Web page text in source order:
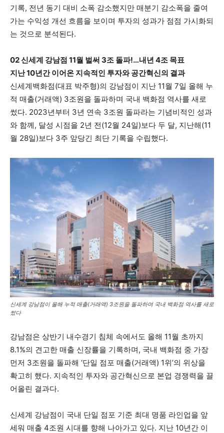
기록, 전년 동기 대비 소폭 감소했지만 매분기 감소폭을 줄여
가는 수익성 개선 흐름을 보이며 투자의 성과가 점점 가시화되
는 것으로 분석된다.
02 신세계 강남점 11월 벌써 3조 돌파!…내년 4조 목표
지난 10년간 이어온 지속적인 투자와 공간혁신의 결과
신세계백화점(대표 박주형)의 강남점이 지난 11월 7일 올해 누
적 매출(거래액) 3조원을 돌파하며 국내 백화점 역사를 새로
썼다. 2023년부터 3년 연속 3조원 돌파라는 기념비적인 성과
와 함께, 달성 시점을 2년 전(12월 24일)보다 두 달, 지난해(11
월 28일)보다 3주 앞당긴 최단 기록을 수립했다.
신세계 강남점이 올해 누적 매출(거래액) 3조원을 돌파하며 국내 백화점 역사를 새로
썼다
강남점은 상반기 내수경기 침체 속에서도 올해 11월 초까지
8.1%의 견고한 매출 신장률을 기록하며, 국내 백화점 중 가장
먼저 3조원을 돌파해 ‘단일 점포 매출(거래액) 1위’의 위상을
확고히 했다. 지속적인 투자와 공간혁신으로 본업 경쟁력을 끌
어올린 결과다.
신세계 강남점이 국내 단일 점포 기준 최대 명품 라인업을 앞
세워 매출 4조원 시대를 향해 나아가고 있다. 지난 10년간 이